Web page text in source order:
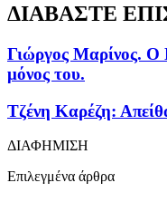
ΔΙΑΒΑΣΤΕ
Γιώργος Μαρίνος. Ο
μόνος του.
Τζένη Καρέζη:
ΔΙΑΦΗΜΙΣΗ
Επιλεγμένα άρθρα